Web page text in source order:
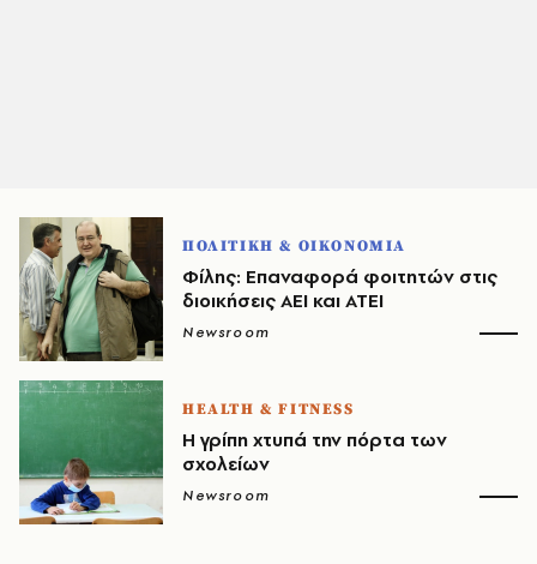
ΠΟΛΙΤΙΚΗ & ΟΙΚΟΝΟΜΙΑ
Φίλης: Επαναφορά φοιτητών στις
διοικήσεις ΑΕΙ και ΑΤΕΙ
Newsroom
HEALTH & FITNESS
Η γρίπη χτυπά την πόρτα των
σχολείων
Newsroom